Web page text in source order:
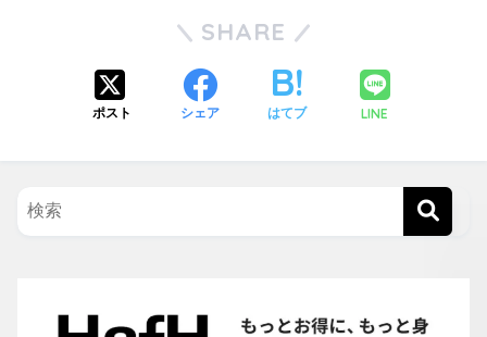
SHARE
ポスト シェア はてブ LINE